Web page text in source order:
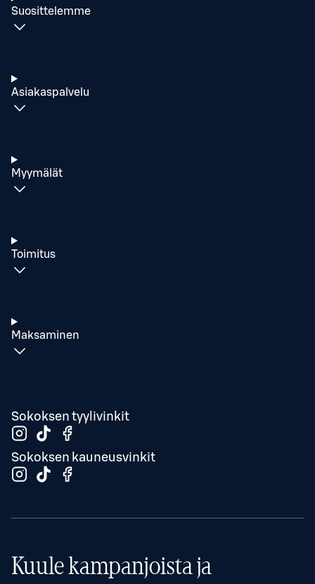
Suosittelemme
Asiakaspalvelu
Myymälät
Toimitus
Maksaminen
Sokoksen tyylivinkit
Sokoksen kauneusvinkit
Kuule kampanjoista ja